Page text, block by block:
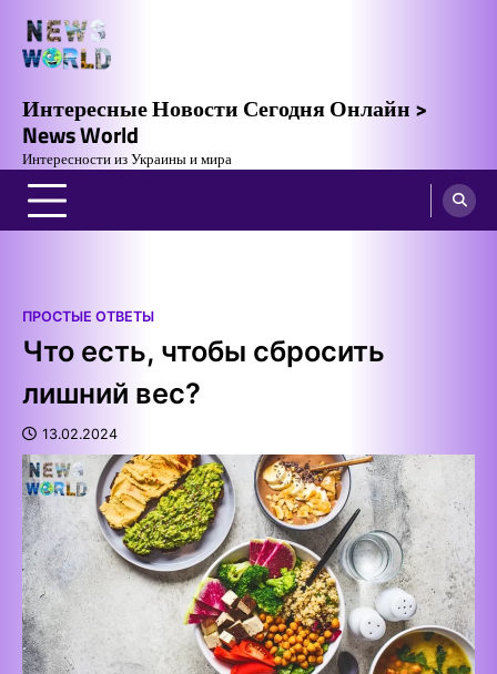
content
Интересные Новости Сегодня Онлайн >
News World
Интересности из Украины и мира
ПРОСТЫЕ ОТВЕТЫ
Что есть, чтобы сбросить
лишний вес?
13.02.2024